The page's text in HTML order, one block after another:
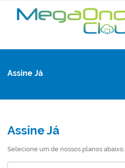
Assine Já
Assine Já
Selecione um de nossos planos abaixo.